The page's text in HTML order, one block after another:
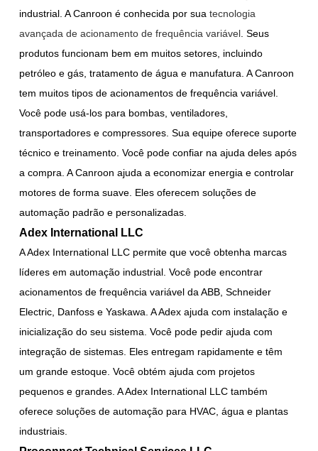
industrial. A Canroon é conhecida por suatecnologia
avançada de acionamento de frequência variável . Seus
produtos funcionam bem em muitos setores, incluindo
petróleo e gás, tratamento de água e manufatura. A Canroon
tem muitos tipos de acionamentos de frequência variável.
Você pode usá-los para bombas, ventiladores,
transportadores e compressores. Sua equipe oferece suporte
técnico e treinamento. Você pode confiar na ajuda deles após
a compra. A Canroon ajuda a economizar energia e controlar
motores de forma suave. Eles oferecem soluções de
automação padrão e personalizadas.
Adex International LLC
A Adex International LLC permite que você obtenha marcas
líderes em automação industrial. Você pode encontrar
acionamentos de frequência variável da ABB, Schneider
Electric, Danfoss e Yaskawa. A Adex ajuda com instalação e
inicialização do seu sistema. Você pode pedir ajuda com
integração de sistemas. Eles entregam rapidamente e têm
um grande estoque. Você obtém ajuda com projetos
pequenos e grandes. A Adex International LLC também
oferece soluções de automação para HVAC, água e plantas
industriais.